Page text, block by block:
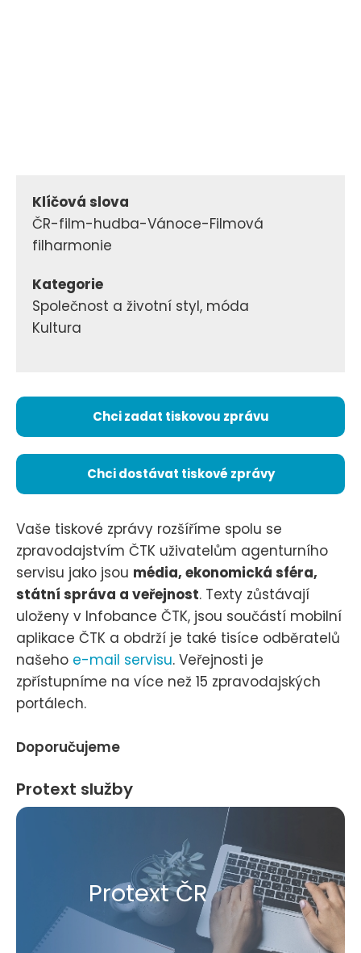
Klíčová slova
ČR-film-hudba-Vánoce-Filmová
filharmonie
Kategorie
Společnost a životní styl, móda
Kultura
Chci zadat tiskovou zprávu
Chci dostávat tiskové zprávy
Vaše tiskové zprávy rozšíříme spolu se
zpravodajstvím ČTK uživatelům agenturního
servisu jako jsou média, ekonomická sféra,
státní správa a veřejnost. Texty zůstávají
uloženy v Infobance ČTK, jsou součástí mobilní
aplikace ČTK a obdrží je také tisíce odběratelů
našeho e-mail servisu. Veřejnosti je
zpřístupníme na více než 15 zpravodajských
portálech.
Doporučujeme
Protext služby
Protext ČR